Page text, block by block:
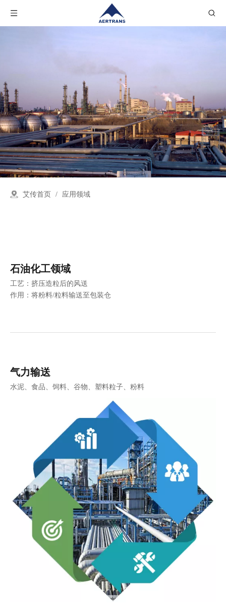
艾传首页 / 应用领域
石油化工领域
工艺：挤压造粒后的风送
作用：将粉料/粒料输送至包装仓
气力输送
水泥、食品、饲料、谷物、塑料粒子、粉料